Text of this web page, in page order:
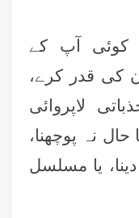
آپ کے
کی قدر کرے،
لاپروائی
نہ پوچھنا،
یا مسلسل